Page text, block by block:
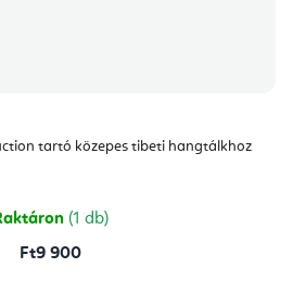
tartó közepes tibeti hangtálkhoz
(1 db)
Ft9 900